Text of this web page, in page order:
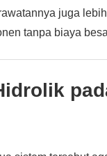
juga
tanpa biaya